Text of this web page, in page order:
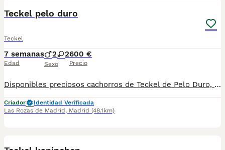
Teckel pelo duro
Teckel
7 semanas
Edad
2 2
Sexo
600 €
Precio
Disponibles preciosos cachorros de Teckel de Pelo Duro, criados en ambiente familiar y acostumbrados al contacto diario. Muy sociables, cariñosos y con el carácter valiente y divertido que caracteriza a la raza. Procedentes de padres seleccionados por salud, morfología y temperamento. Cachorros equilibrados y perfectamente adaptados a la convivencia familiar. Se entregan con: ✔ Microchip ✔ Pasaporte veterinario ✔ Mínimo dos vacunas ✔ Desparasitaciones al día ✔ Contrato y asesoramiento El Teckel de Pelo Duro destaca por su inteligencia, personalidad y gran apego a sus propietarios. Una raza ideal tanto para compañía como para personas activas. Posibilidad de envío a toda España, incluidas Baleares y Canarias. Contactar por teléfono o WhatsApp para fotos, vídeos y disponibilidad.
Criador
Identidad Verificada
Las Rozas de Madrid , Madrid (48.1km)